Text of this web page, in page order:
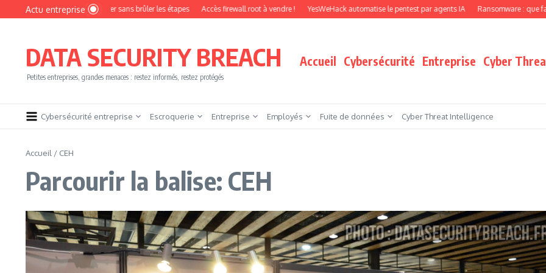
Aller au contenu
Actu entreprise
devenir pentester sans brûler les étapes Accès firewall root à vendre ! YesWeHack automatise le pentest par agents IA Ransomware : que faire quand
DATA SECURITY BREACH
Petites entreprises, grandes menaces : restez informés, restez protégés
Accueil Cybersécurité Entreprise Cyber
Cybersécurité entreprise Escroquerie Entreprise Employés Fuite de données Cyber Threat Intelligence
Accueil / CEH
Parcourir la balise: CEH